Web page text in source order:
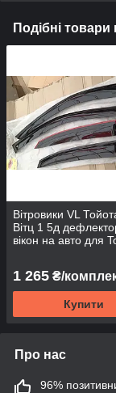
Подібні товари
Вітровики VL
Вітц 1 5д
вікон на авто для
1 265 ₴/
Купити
Про нас
96%